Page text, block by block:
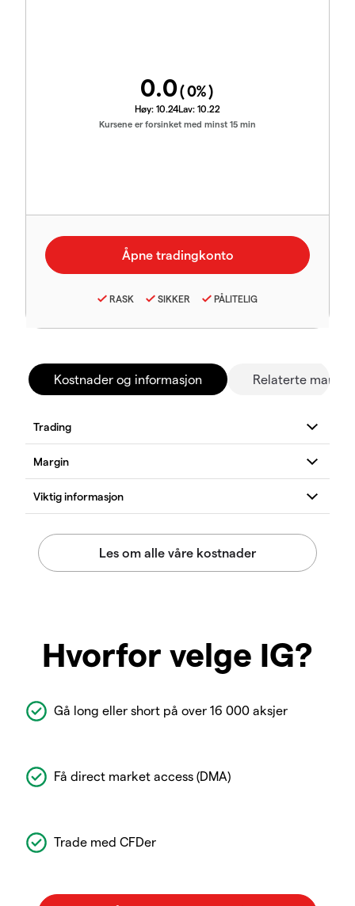
0.0(0%)
Høy: 10.24Lav: 10.22
Kursene er forsinket med minst 15 min
RASK SIKKER PÅLITELIG
Kostnader og informasjon Relaterte
Hvorfor velge IG?
Gå long eller short på over 16 000 aksjer
Få direct market access (DMA)
Trade med CFDer